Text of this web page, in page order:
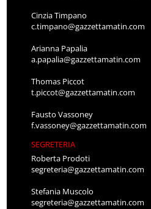
Cinzia Timpano
c.timpano@gazzettamatin.com
Arianna Papalia
a.papalia@gazzettamatin.com
Thomas Piccot
t.piccot@gazzettamatin.com
Fausto Vassoney
f.vassoney@gazzettamatin.com
SEGRETERIA
Roberta Prodoti
segreteria@gazzettamatin.com
Stefania Muscolo
segreteria@gazzettamatin.com